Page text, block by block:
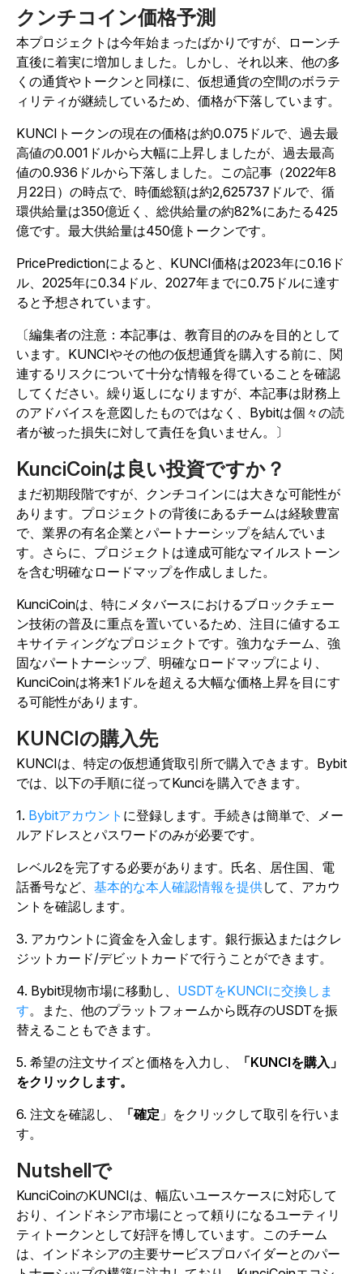
クンチコイン価格予測
本プロジェクトは今年始まったばかりですが、ローンチ
直後に着実に増加しました。しかし、それ以来、他の多
くの通貨やトークンと同様に、仮想通貨の空間のボラテ
ィリティが継続しているため、価格が下落しています。
KUNCIトークンの現在の価格は約0.075ドルで、過去最
高値の0.001ドルから大幅に上昇しましたが、過去最高
値の0.936ドルから下落しました。この記事（2022年8
月22日）の時点で、時価総額は約2,625737ドルで、循
環供給量は350億近く、総供給量の約82%にあたる425
億です。最大供給量は450億トークンです。
PricePredictionによると、KUNCI価格は2023年に0.16ド
ル、2025年に0.34ドル、2027年までに0.75ドルに達す
ると予想されています。
〔編集者の注意：本記事は、教育目的のみを目的として
います。KUNCIやその他の仮想通貨を購入する前に、関
連するリスクについて十分な情報を得ていることを確認
してください。繰り返しになりますが、本記事は財務上
のアドバイスを意図したものではなく、Bybitは個々の読
者が被った損失に対して責任を負いません。〕
KunciCoinは良い投資ですか？
まだ初期段階ですが、クンチコインには大きな可能性が
あります。プロジェクトの背後にあるチームは経験豊富
で、業界の有名企業とパートナーシップを結んでいま
す。さらに、プロジェクトは達成可能なマイルストーン
を含む明確なロードマップを作成しました。
KunciCoinは、特にメタバースにおけるブロックチェー
ン技術の普及に重点を置いているため、注目に値するエ
キサイティングなプロジェクトです。強力なチーム、強
固なパートナーシップ、明確なロードマップにより、
KunciCoinは将来1ドルを超える大幅な価格上昇を目にす
る可能性があります。
KUNCIの購入先
KUNCIは、特定の仮想通貨取引所で購入できます。Bybit
では、以下の手順に従ってKunciを購入できます。
1. Bybitアカウント に登録します。手続きは簡単で、メー
ルアドレスとパスワードのみが必要です。
レベル2を完了する必要があります。氏名、居住国、電
話番号など、 基本的な本人確認情報を提供して、アカウ
ントを確認します。
3. アカウントに資金を入金します。銀行振込またはクレ
ジットカード/デビットカードで行うことができます。
4. Bybit現物市場に移動し、 USDTをKUNCIに交換しま
す。また、他のプラットフォームから既存のUSDTを振
替えることもできます。
5. 希望の注文サイズと価格を入力し、
「KUNCIを購入」
をクリックします。
6. 注文を確認し、
「確定 」をクリックして取引を行いま
す。
Nutshellで
KunciCoinのKUNCIは、幅広いユースケースに対応して
おり、インドネシア市場にとって頼りになるユーティリ
ティトークンとして好評を博しています。このチーム
は、インドネシアの主要サービスプロバイダーとのパー